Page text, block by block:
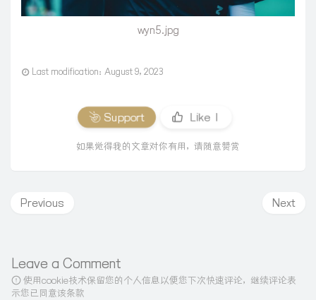
wyn5.jpg
Last modification：August 9, 2023
Support Like 1
如果觉得我的文章对你有用，请随意赞赏
Next
Previous
Leave a Comment
使用cookie技术保留您的个人信息以便您下次快速评论，继续评论表
示您已同意该条款